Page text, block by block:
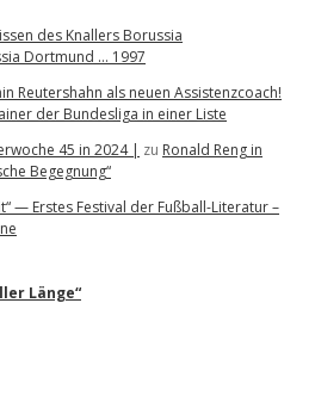
des Knallers Borussia
Dortmund … 1997
Reutershahn als neuen Assistenzcoach!
der Bundesliga in einer Liste
45 in 2024 | zu Ronald Reng in
Begegnung“
— Erstes Festival der Fußball-Literatur –
Länge“